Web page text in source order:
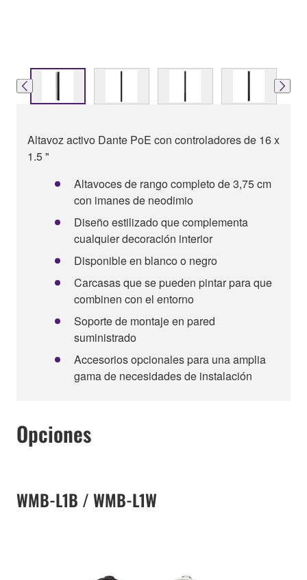
Altavoz activo Dante PoE con controladores de 16 x
1.5 "
Altavoces de rango completo de 3,75 cm
con imanes de neodimio
Diseño estilizado que complementa
cualquier decoración interior
Disponible en blanco o negro
Carcasas que se pueden pintar para que
combinen con el entorno
Soporte de montaje en pared
suministrado
Accesorios opcionales para una amplia
gama de necesidades de instalación
Opciones
WMB-L1B / WMB-L1W